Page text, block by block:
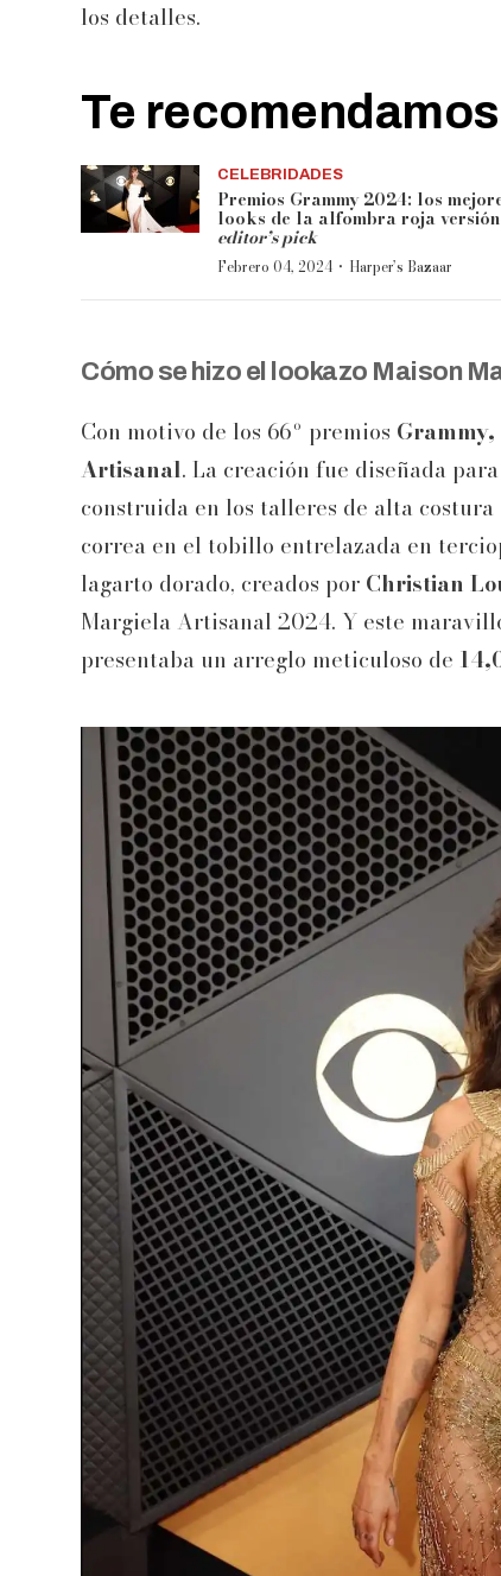
los detalles.
Te
CELEBRIDADES
Premios Grammy 2024: los
looks de la alfombra roja versión
editor’s pick
Febrero 04, 2024 · Harper’s Bazaar
Cómo se hizo el lookazo Maison
Con motivo de los 66º premios
Artisanal. La creación fue diseñada
construida en los talleres de alta
correa en el tobillo entrelazada en
lagarto dorado, creados por Christian
Margiela Artisanal 2024. Y este
presentaba un arreglo meticuloso de